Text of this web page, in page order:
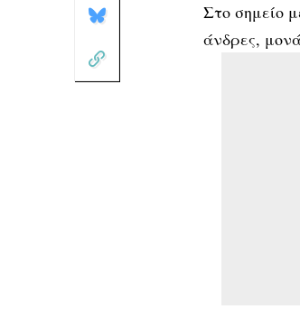
Στο σημείο
άνδρες,